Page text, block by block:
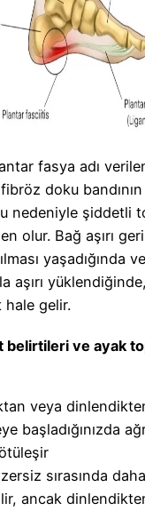
fasya adı
doku bandının
nedeniyle şiddetli
olur. Bağ aşırı
yaşadığında
aşırı
hale gelir.
belirtileri ve ayak
veya
başladığınızda
sırasında
ancak